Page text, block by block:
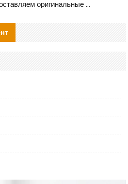
JST соединитель - предоставляем оригинальные JST GHR-09V-S соединители и их аналоги